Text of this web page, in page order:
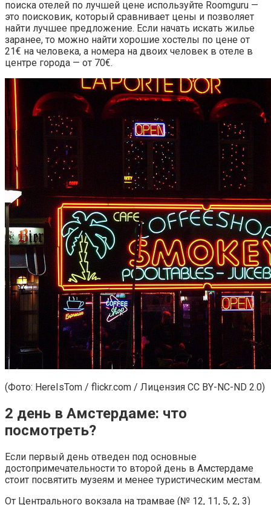
поиска отелей по лучшей цене используйте Roomguru —
это поисковик, который сравнивает цены и позволяет
найти лучшее предложение. Если начать искать жилье
заранее, то можно найти хорошие хостелы по цене от
21€ на человека, а номера на двоих человек в отеле в
центре города — от 70€.
(Фото: HereIsTom / flickr.com / Лицензия CC BY-NC-ND 2.0)
2 день в Амстердаме: что
посмотреть?
Если первый день отведен под основные
достопримечательности то второй день в Амстердаме
стоит посвятить музеям и менее туристическим местам.
От Центрального вокзала на трамвае (№ 12, 11, 5, 2, 3)